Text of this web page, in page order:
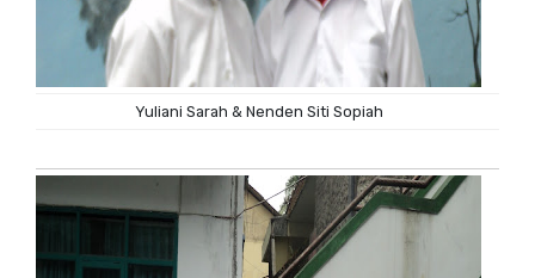
Yuliani Sarah & Nenden Siti Sopiah